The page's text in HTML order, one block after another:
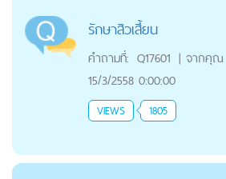
รักษาสิวเสี้ยน
คำถามที่: Q17601 | จากคุณ
15/3/2558 0:00:00
VIEWS 1805